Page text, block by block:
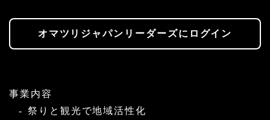
オマツリジャパンリーダーズにログイン
事業内容
祭りと観光で地域活性化